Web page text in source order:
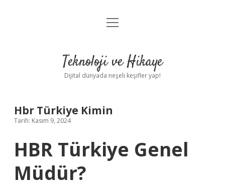
Anasayfa
Yasal Uyarı
menüyü
Teknoloji ve Hikaye
Dijital dünyada neşeli keşifler yap!
Hbr Türkiye Kimin
Tarih: Kasım 9, 2024
HBR Türkiye Genel
Müdür?